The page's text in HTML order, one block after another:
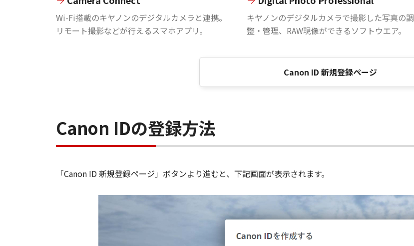
Wi-Fi搭載のキヤノンのデジタルカメラと連携。
リモート撮影などが行えるスマホアプリ。
キヤノンのデジタルカメラで撮影した写真の調
整・管理、RAW現像ができるソフトウエア。
Canon ID 新規登録ページ
Canon IDの登録方法
「Canon ID 新規登録ページ」ボタンより進むと、下記画面が表示されます。